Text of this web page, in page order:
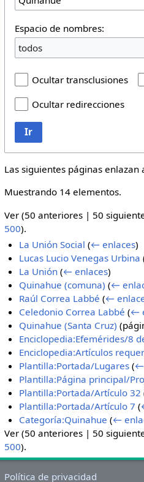
Espacio de nombres:
todos
Ocultar transclusiones
Ocultar redirecciones
Ir
Las siguientes páginas enlazan
Muestrando 14 elementos.
Ver (50 anteriores| 50
500).
La Unión Social (← enlaces)
Lucas Lucio Venegas Urbina
La Unión (← enlaces)
Quinahue (comuna) (←
Raúl Correa Labbé (←
Celedonio Correa Labbé (←
Quinahue (Santa Cruz)
Enciclopedia:Efemérides/8
Enciclopedia:Artículos
Plantilla:Portada/Lugares (←
Plantilla:Página principal/
Plantilla:Portada/Artículo 32
Plantilla:Portada/Artículo 7 (
Categoría:Quinahue (←
Ver (50 anteriores| 50
500).
Política de privacidad